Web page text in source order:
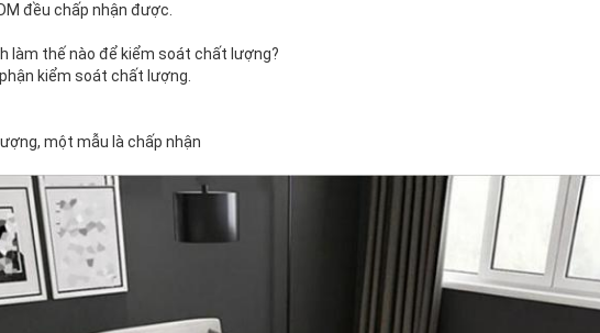
đều chấp nhận được.
làm thế nào để kiểm soát chất lượng?
kiểm soát chất lượng.
một mẫu là chấp nhận